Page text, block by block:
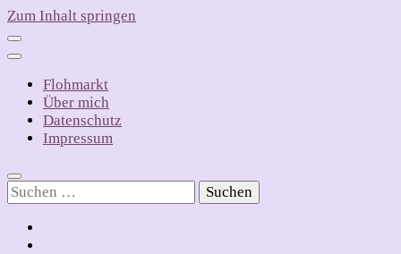
Zum Inhalt springen
Flohmarkt
Über mich
Datenschutz
Impressum
Suchen
nach: